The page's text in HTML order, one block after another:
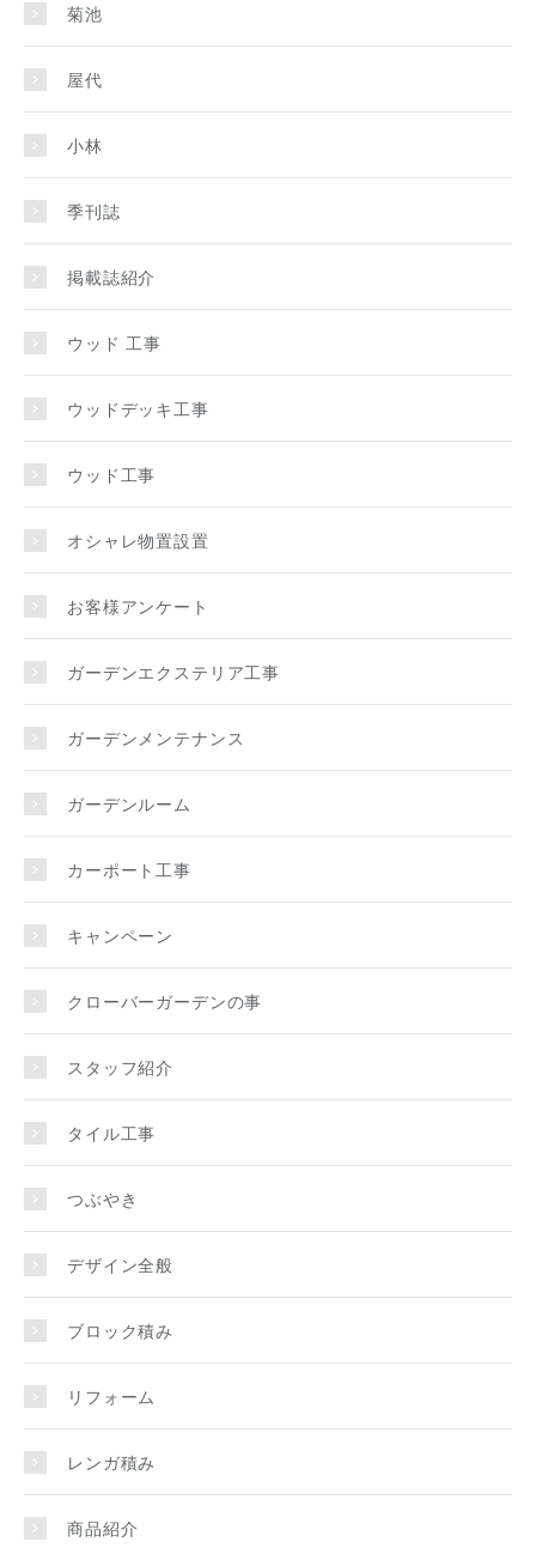
菊池
屋代
小林
季刊誌
掲載誌紹介
ウッド 工事
ウッドデッキ工事
ウッド工事
オシャレ物置設置
お客様アンケート
ガーデンエクステリア工事
ガーデンメンテナンス
ガーデンルーム
カーポート工事
キャンペーン
クローバーガーデンの事
スタッフ紹介
タイル工事
つぶやき
デザイン全般
ブロック積み
リフォーム
レンガ積み
商品紹介